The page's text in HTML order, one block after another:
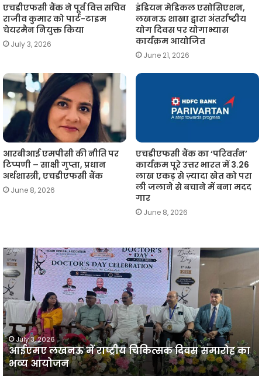
एचडीएफसी बैंक ने पूर्व वित्त सचिव
राजीव कुमार को पार्ट-टाइम
चेयरमैन नियुक्त किया
July 3, 2026
इंडियन मेडिकल एसोसिएशन,
लखनऊ शाखा द्वारा अंतर्राष्ट्रीय
योग दिवस पर योगाभ्यास
कार्यक्रम आयोजित
June 21, 2026
आरबीआई एमपीसी की नीति पर
टिप्पणी – साक्षी गुप्ता, प्रधान
अर्थशास्त्री, एचडीएफसी बैंक
June 8, 2026
एचडीएफसी बैंक का ‘परिवर्तन’
कार्यक्रम पूरे उत्तर भारत में 3.26
लाख एकड़ से ज़्यादा खेत को परा
ली जलाने से बचाने में बना मदद
गार
June 8, 2026
आईएमए
लखनऊ
में
राष्ट्रीय
चिकित्सक
दिवस
समारोह
का
भव्य
आयोजन
July 3, 2026
आईएमए लखनऊ में राष्ट्रीय चिकित्सक दिवस समारोह का
भव्य आयोजन